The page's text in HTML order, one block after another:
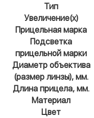
Тип
Увеличение(x)
Прицельная марка
Подсветка
прицельной марки
Диаметр объектива
(размер линзы), мм.
Длина прицела, мм.
Материал
Цвет